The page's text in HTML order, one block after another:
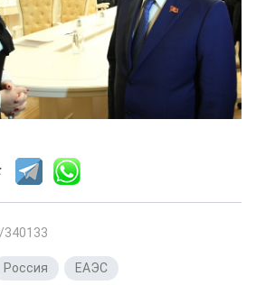
340133
Россия ЕАЭС